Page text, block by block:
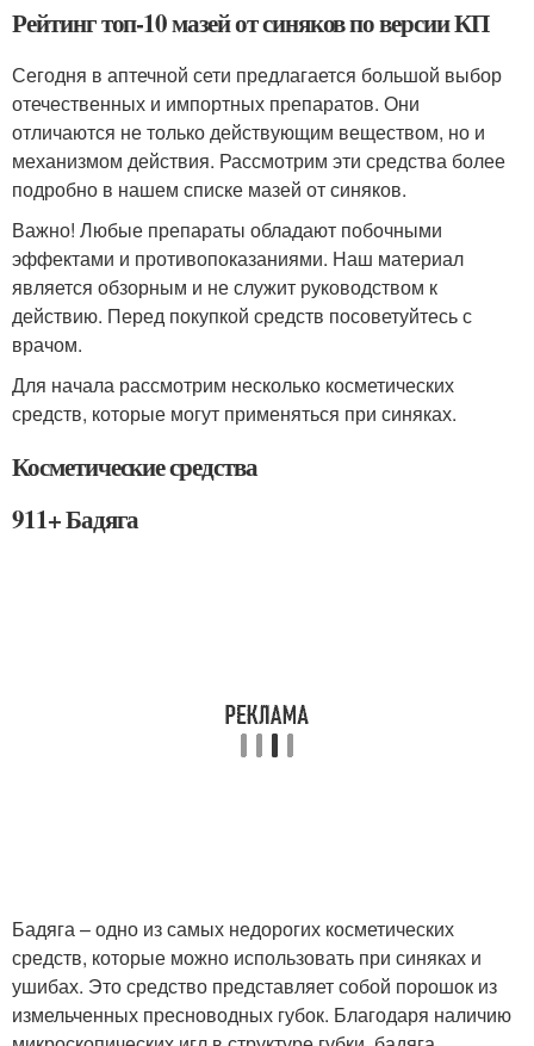
Рейтинг топ-10 мазей от синяков по версии КП
Сегодня в аптечной сети предлагается большой выбор
отечественных и импортных препаратов. Они
отличаются не только действующим веществом, но и
механизмом действия. Рассмотрим эти средства более
подробно в нашем списке мазей от синяков.
Важно! Любые препараты обладают побочными
эффектами и противопоказаниями. Наш материал
является обзорным и не служит руководством к
действию. Перед покупкой средств посоветуйтесь с
врачом.
Для начала рассмотрим несколько косметических
средств, которые могут применяться при синяках.
Косметические средства
911+ Бадяга
Бадяга – одно из самых недорогих косметических
средств, которые можно использовать при синяках и
ушибах. Это средство представляет собой порошок из
измельченных пресноводных губок. Благодаря наличию